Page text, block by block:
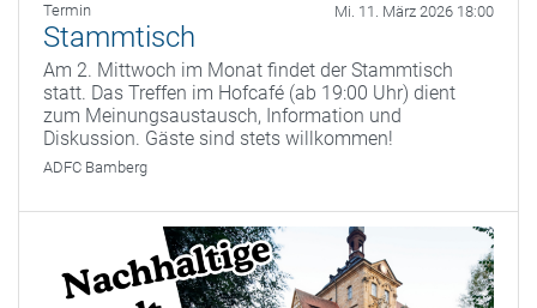
Termin Mi. 11. März 2026 18:00
Stammtisch
Am 2. Mittwoch im Monat findet der Stammtisch
statt. Das Treffen im Hofcafé (ab 19:00 Uhr) dient
zum Meinungsaustausch, Information und
Diskussion. Gäste sind stets willkommen!
ADFC Bamberg